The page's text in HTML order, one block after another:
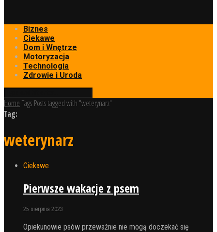
Biznes
Ciekawe
Dom i Wnętrze
Motoryzacja
Technologia
Zdrowie i Uroda
Home Tags Posts tagged with "weterynarz"
Tag:
weterynarz
Ciekawe
Pierwsze wakacje z psem
25 sierpnia 2023
Opiekunowie psów przeważnie nie mogą doczekać się